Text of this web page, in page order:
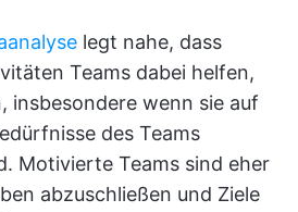
legt nahe, dass
Teams dabei helfen,
insbesondere wenn sie auf
des Teams
Motivierte Teams sind eher
abzuschließen und Ziele